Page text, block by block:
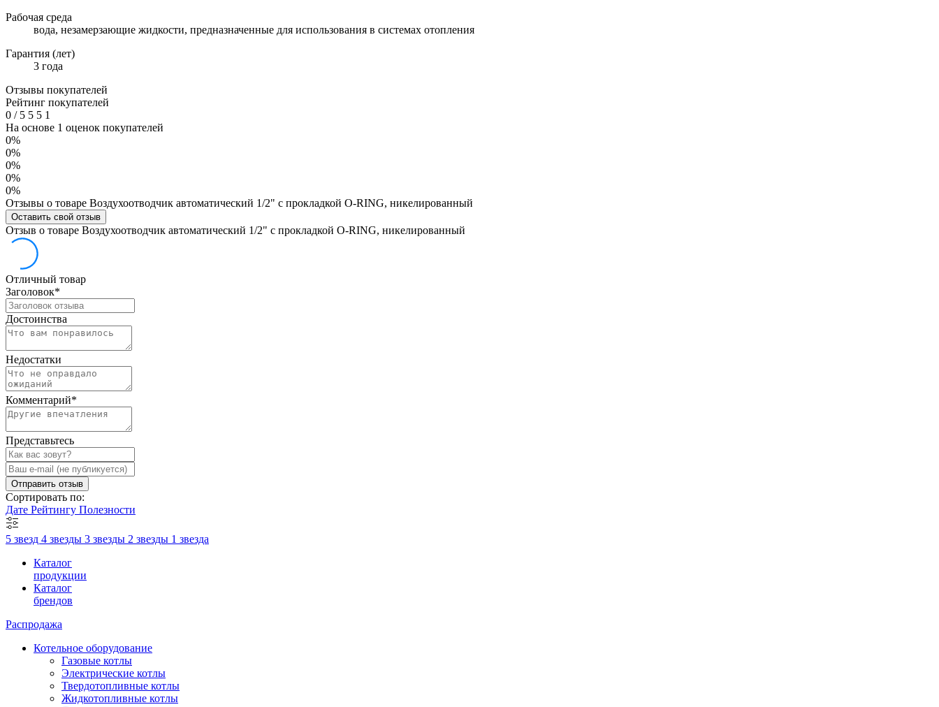
Рабочая среда
вода, незамерзающие жидкости, предназначенные для использования в системах отопления
Гарантия (лет)
3 года
Отзывы покупателей
Рейтинг покупателей
0 /5 5 5 1
На основе 1 оценок покупателей
0%
0%
0%
0%
0%
Отзывы о товаре Воздухоотводчик автоматический 1/2" с прокладкой O-RING, никелированный
Оставить свой отзыв
Отзыв о товаре Воздухоотводчик автоматический 1/2" с прокладкой O-RING, никелированный
Отличный товар
Заголовок*
Достоинства
Недостатки
Комментарий*
Представьтесь
Отправить отзыв
Сортировать по:
Дате Рейтингу Полезности
5 звезд 4 звезды 3 звезды 2 звезды 1 звезда
Каталог
продукции
Каталог
брендов
Распродажа
Котельное оборудование
Газовые котлы
Электрические котлы
Твердотопливные котлы
Жидкотопливные котлы